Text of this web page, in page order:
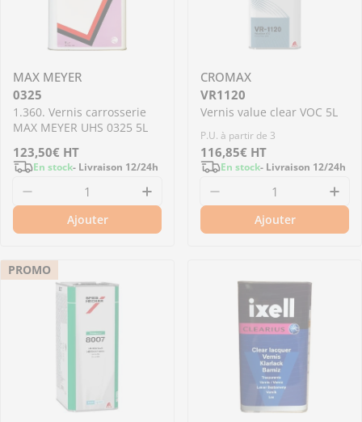
MAX MEYER
0325
1.360. Vernis carrosserie
MAX MEYER UHS 0325 5L
Prix
régulier
123,50€ HT
En stock- Livraison 12/24h
Diminuer la quantité pour 1.360.0325 - Vernis
Augmenter la quantité pour
Ajouter
CROMAX
VR1120
Vernis value clear VOC 5L
P.U. à partir de 3
Prix
régulier
116,85€ HT
En stock- Livraison 12/24h
Diminuer la
Ajouter
PROMO